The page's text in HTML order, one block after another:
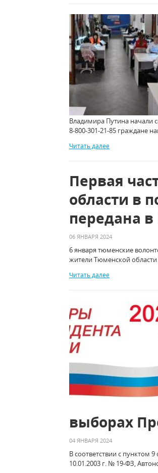
Владимира Путина начали
8-800-301-21-85 граждане
Читать далее
Первая
области в
передана
06 ЯНВАРЯ 2024
6 января тюменские
жители Тюменской
Читать далее
выборах
04 ЯНВАРЯ 2024
В соответствии с пунктом
10.01.2003 г. № 19-ФЗ,